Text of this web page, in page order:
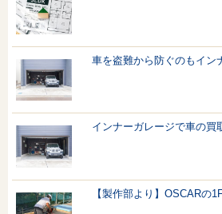
車を盗難から防ぐのもイン
インナーガレージで車の買
【製作部より】OSCARの